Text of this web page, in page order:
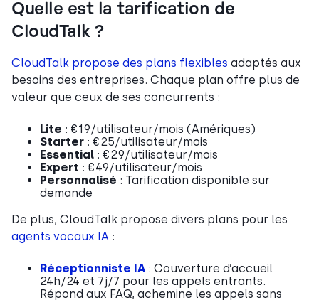
Quelle est la tarification de
CloudTalk ?
CloudTalk propose des plans flexibles adaptés aux
besoins des entreprises. Chaque plan offre plus de
valeur que ceux de ses concurrents :
Lite : €19/utilisateur/mois (Amériques)
Starter : €25/utilisateur/mois
Essential : €29/utilisateur/mois
Expert : €49/utilisateur/mois
Personnalisé : Tarification disponible sur
demande
De plus, CloudTalk propose divers plans pour les
agents vocaux IA :
Réceptionniste IA : Couverture d’accueil
24h/24 et 7j/7 pour les appels entrants.
Répond aux FAQ, achemine les appels sans